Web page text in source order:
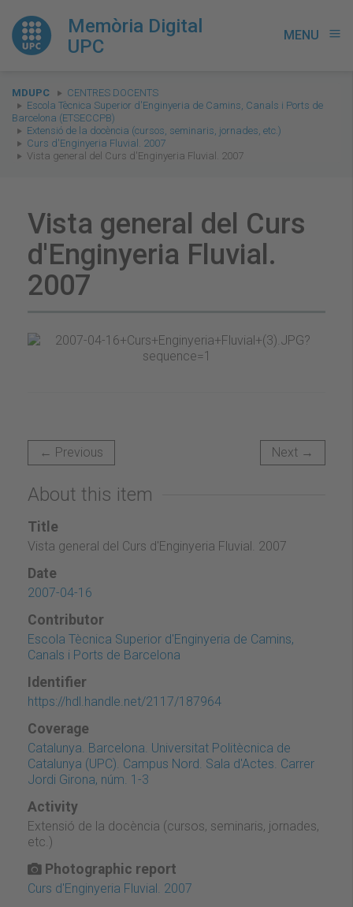
Memòria Digital
UPC
MENU menu
You
are
here:
MDUPC
CENTRES DOCENTS
Escola Tècnica Superior d'Enginyeria de Camins, Canals i Ports de
Barcelona (ETSECCPB)
Extensió de la docència (cursos, seminaris, jornades, etc.)
Curs d'Enginyeria Fluvial. 2007
Vista general del Curs d'Enginyeria Fluvial. 2007
Vista general del Curs
d'Enginyeria Fluvial.
2007
← Previous Next →
About this item
Title
Vista general del Curs d'Enginyeria Fluvial. 2007
Date
2007-04-16
Contributor
Escola Tècnica Superior d'Enginyeria de Camins,
Canals i Ports de Barcelona
Identifier
https://hdl.handle.net/2117/187964
Coverage
Catalunya. Barcelona. Universitat Politècnica de
Catalunya (UPC). Campus Nord. Sala d'Actes. Carrer
Jordi Girona, núm. 1-3
Activity
Extensió de la docència (cursos, seminaris, jornades,
etc.)
Photographic report
Curs d'Enginyeria Fluvial. 2007